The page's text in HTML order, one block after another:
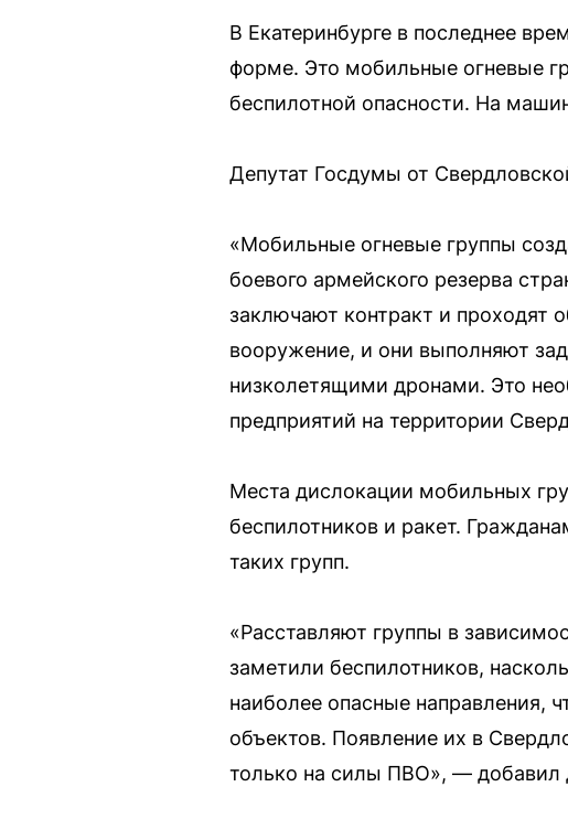
В Екатеринбурге в последнее
форме. Это мобильные огневые
беспилотной опасности. На
Депутат Госдумы от
«Мобильные огневые группы
боевого армейского резерва
заключают контракт и проходят
вооружение, и они выполняют
низколетящими дронами. Это
предприятий на территории
Места дислокации мобильных
беспилотников и ракет.
таких групп.
«Расставляют группы в
заметили беспилотников,
наиболее опасные направления,
объектов. Появление их в
только на силы ПВО», — добавил